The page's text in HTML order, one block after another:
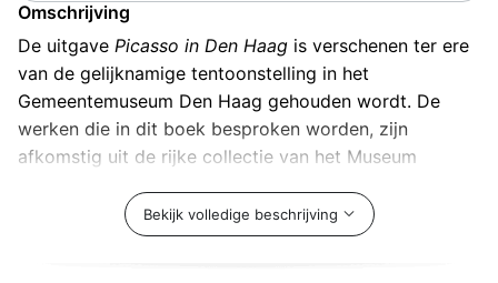
Omschrijving
De uitgave Picasso in Den Haag is verschenen ter ere
van de gelijknamige tentoonstelling in het
Gemeentemuseum Den Haag gehouden wordt. De
werken die in dit boek besproken worden, zijn
afkomstig uit de rijke collectie van het Museum
verzamelingen Picasso ter wereld bezit.
Bekijk volledige beschrijving